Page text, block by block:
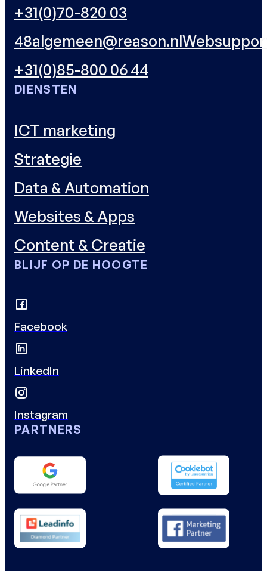
+31(0)70-820 03
48algemeen@reason.nl
+31(0)85-800 06 44
DIENSTEN
ICT marketing
Strategie
Data & Automation
Websites & Apps
Content & Creatie
BLIJF OP DE HOOGTE
Facebook
LinkedIn
Instagram
PARTNERS